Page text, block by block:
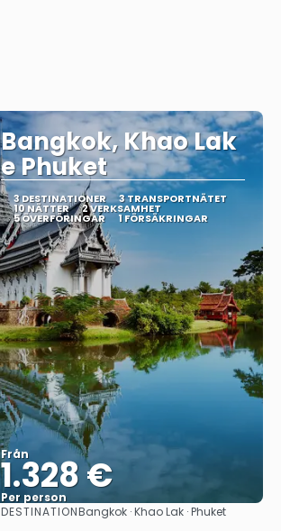
Bangkok, Khao Lak
e Phuket
3 DESTINATIONER 3 TRANSPORTNÄTET
10 NÄTTER 2 VERKSAMHET
5 ÖVERFÖRINGAR 1 FÖRSÄKRINGAR
Från
1.328 €
Per person
Se
DESTINATIONBangkok · Khao Lak · Phuket